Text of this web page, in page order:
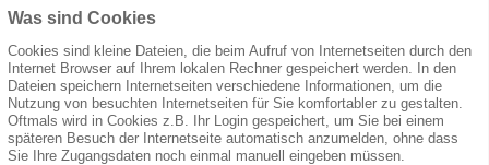
Was sind Cookies
Cookies sind kleine Dateien, die beim Aufruf von Internetseiten durch den
Internet Browser auf Ihrem lokalen Rechner gespeichert werden. In den
Dateien speichern Internetseiten verschiedene Informationen, um die
Nutzung von besuchten Internetseiten für Sie komfortabler zu gestalten.
Oftmals wird in Cookies z.B. Ihr Login gespeichert, um Sie bei einem
späteren Besuch der Internetseite automatisch anzumelden, ohne dass
Sie Ihre Zugangsdaten noch einmal manuell eingeben müssen.